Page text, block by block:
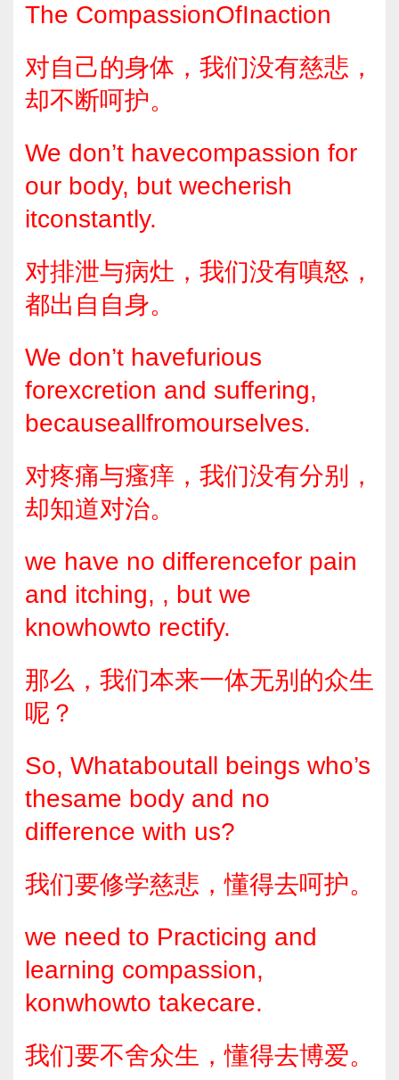
The CompassionOfInaction
对自己的身体，我们没有慈悲，
却不断呵护。
We don’t havecompassion for
our body, but wecherish
itconstantly.
对排泄与病灶，我们没有嗔怒，
都出自自身。
We don’t havefurious
forexcretion and suffering,
becauseallfromourselves.
对疼痛与瘙痒，我们没有分别，
却知道对治。
we have no differencefor pain
and itching, , but we
knowhowto rectify.
那么，我们本来一体无别的众生
呢？
So, Whataboutall beings who’s
thesame body and no
difference with us?
我们要修学慈悲，懂得去呵护。
we need to Practicing and
learning compassion,
konwhowto takecare.
我们要不舍众生，懂得去博爱。